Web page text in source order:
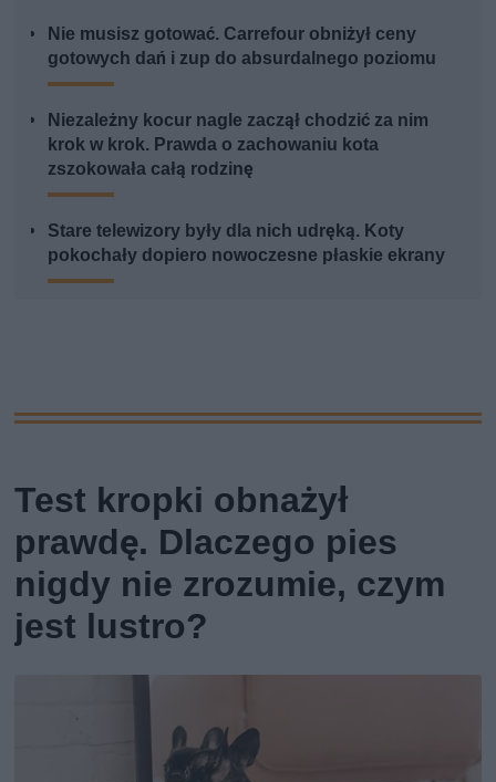
Nie musisz gotować. Carrefour obniżył ceny
gotowych dań i zup do absurdalnego poziomu
Niezależny kocur nagle zaczął chodzić za nim
krok w krok. Prawda o zachowaniu kota
zszokowała całą rodzinę
Stare telewizory były dla nich udręką. Koty
pokochały dopiero nowoczesne płaskie ekrany
Test kropki obnażył
prawdę. Dlaczego pies
nigdy nie zrozumie, czym
jest lustro?